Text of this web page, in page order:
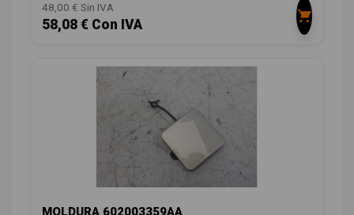
48,00 € Sin IVA
58,08 € Con IVA
MOLDURA 602003359AA